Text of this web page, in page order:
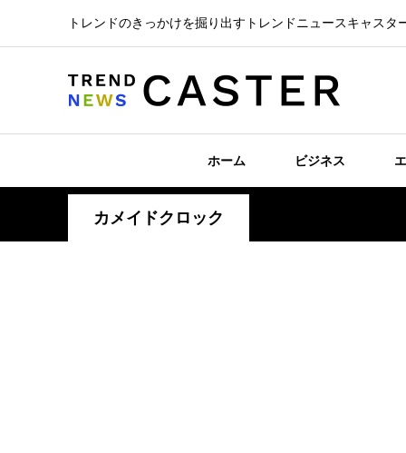
トレンドのきっかけを掘り出すトレンドニュースキャスタ
ホーム ビジネス
カメイドクロック